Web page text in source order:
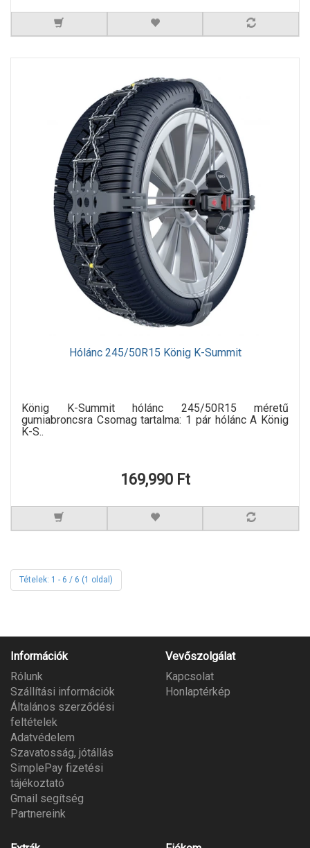
Hólánc 245/50R15 König K-Summit
König K-Summit hólánc 245/50R15 méretű
gumiabroncsra Csomag tartalma: 1 pár hólánc A König
K-S..
169,990 Ft
Tételek: 1 - 6 / 6 (1 oldal)
Információk
Rólunk
Szállítási információk
Általános szerződési
feltételek
Adatvédelem
Szavatosság, jótállás
SimplePay fizetési
tájékoztató
Gmail segítség
Partnereink
Vevőszolgálat
Kapcsolat
Honlaptérkép